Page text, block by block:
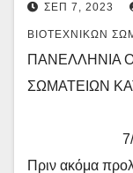
ΣΕΠ 7, 2023
ΒΙΟΤΕΧΝΙΚΏΝ
ΠΑΝΕΛΛΗΝΙΑ
ΣΩΜΑΤΕΙΩΝ
7/9/2023
Πριν ακόμα